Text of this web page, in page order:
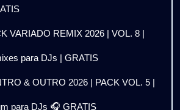
VARIADO REMIX 2026 | VOL. 8 |
para DJs | GRATIS
& OUTRO 2026 | PACK VOL. 5 |
para DJs 🎧 GRATIS